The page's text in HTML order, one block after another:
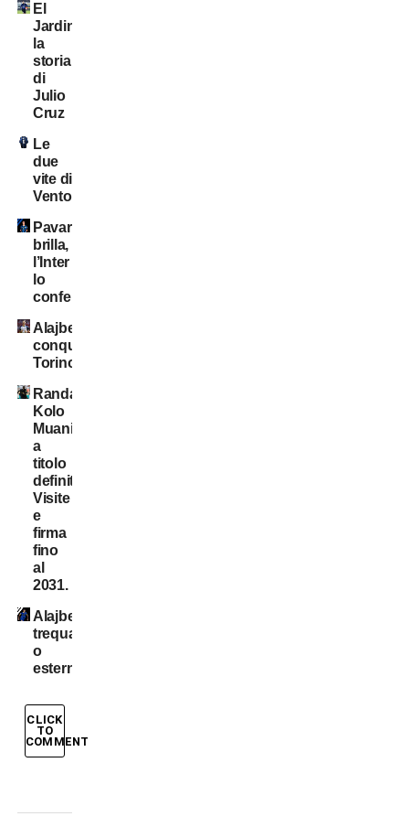
El
Jardinero:
la
storia
di
Julio
Cruz
Le
due
vite di
Ventola
Pavard
brilla,
l’Inter
lo
conferma?
Alajbegovic
conquista
Torino
Randal
Kolo
Muani:
a
titolo
definitivo!
Visite
e
firma
fino
al
2031.
Alajbegovic
trequartista
o
esterno?
CLICK
TO
COMMENT